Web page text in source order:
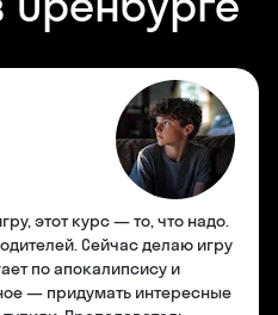
этот курс — то, что надо.
Сейчас делаю игру
по апокалипсису и
— придумать интересные